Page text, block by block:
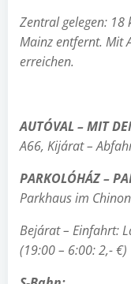
Zentral gelegen:
Mainz entfernt. Mit
erreichen.
AUTÓVAL – MIT
A66, Kijárat –
PARKOLÓHÁZ –
Parkhaus im
Bejárat – Einfahrt:
(19:00 – 6:00: 2,- €)